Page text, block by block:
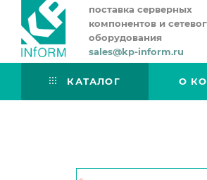
поставка серверных
компонентов и
оборудования
sales@kp-inform.ru
КАТАЛОГ О